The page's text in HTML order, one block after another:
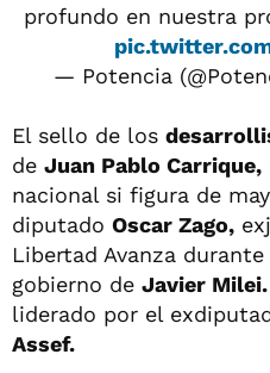
profundo en nuestra
— Potencia
El sello de los
de Juan Pablo Carrique,
nacional si figura de
diputado Oscar Zago,
Libertad Avanza
gobierno de Javier Milei.
liderado por el
Assef.